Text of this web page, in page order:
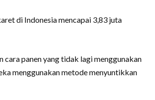
di Indonesia mencapai 3,83 juta
cara panen yang tidak lagi menggunakan
menggunakan metode menyuntikkan